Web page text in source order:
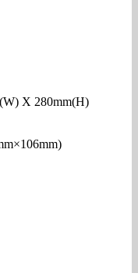
X 280mm(H)